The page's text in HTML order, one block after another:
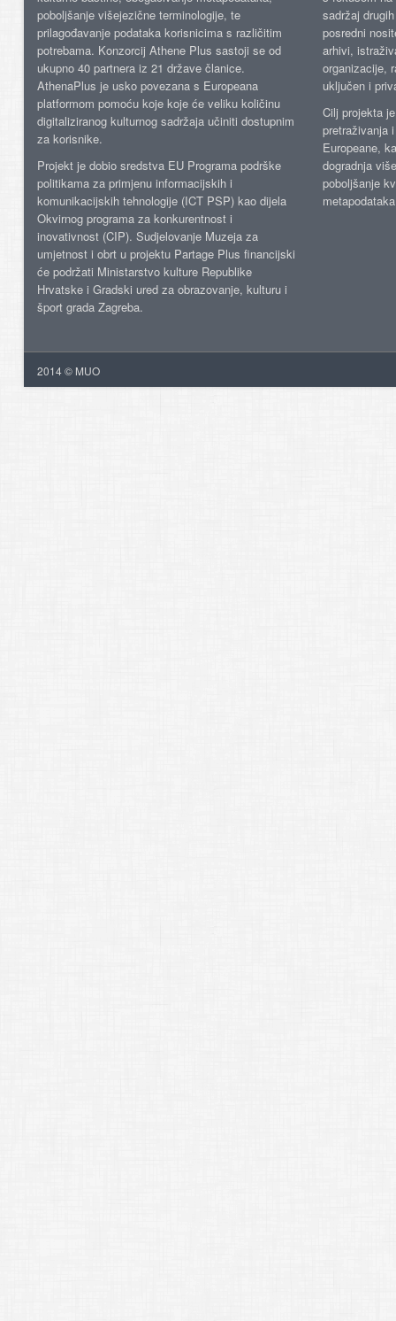
poboljšanje višejezične terminologije, te
prilagođavanje podataka korisnicima s različitim
potrebama. Konzorcij Athene Plus sastoji se od
ukupno 40 partnera iz 21 države članice.
AthenaPlus je usko povezana s Europeana
platformom pomoću koje koje će veliku količinu
digitaliziranog kulturnog sadržaja učiniti dostupnim
za korisnike.
Projekt je dobio sredstva EU Programa podrške
politikama za primjenu informacijskih i
komunikacijskih tehnologije (ICT PSP) kao dijela
Okvirnog programa za konkurentnost i
inovativnost (CIP). Sudjelovanje Muzeja za
umjetnost i obrt u projektu Partage Plus financijski
će podržati Ministarstvo kulture Republike
Hrvatske i Gradski ured za obrazovanje, kulturu i
šport grada Zagreba.
sadržaj
posredni
arhivi,
organizacije,
uključen i
Cilj projekta
pretraživanja
Europeane,
dogradnja
poboljšanje
2014 © MUO